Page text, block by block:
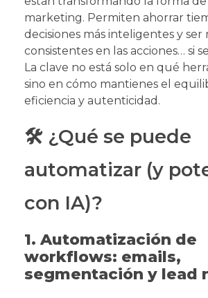
marketing. Permiten ahorrar
decisiones más inteligentes y ser
consistentes en las acciones… si
La clave no está solo en qué
sino en cómo mantienes el
eficiencia y autenticidad.
🛠️ ¿Qué se puede
automatizar (y
con IA)?
1. Automatización de
workflows: emails,
segmentación y lead